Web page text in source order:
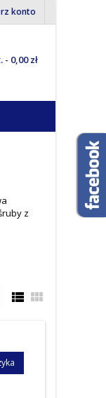
konto
- 0,00 zł
z
 